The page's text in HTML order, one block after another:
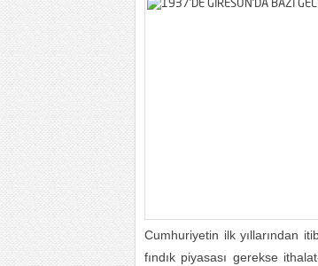
Cumhuriyetin ilk yıllarından
fındık piyasası gerekse